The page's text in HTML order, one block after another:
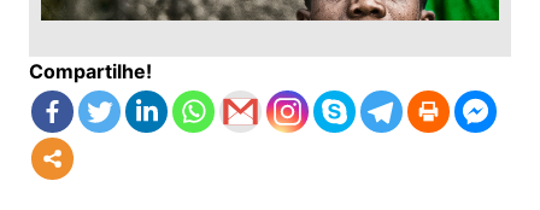
Compartilhe!